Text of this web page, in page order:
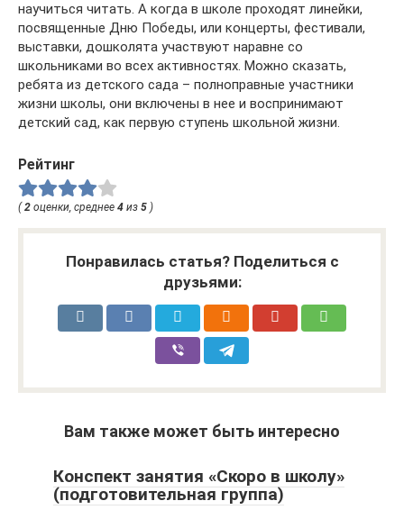
научиться читать. А когда в школе проходят линейки,
посвященные Дню Победы, или концерты, фестивали,
выставки, дошколята участвуют наравне со
школьниками во всех активностях. Можно сказать,
ребята из детского сада – полноправные участники
жизни школы, они включены в нее и воспринимают
детский сад, как первую ступень школьной жизни.
Рейтинг
(2 оценки, среднее 4 из 5 )
Понравилась статья? Поделиться с
друзьями:
Вам также может быть интересно
Конспект занятия «Скоро в школу»
(подготовительная группа)